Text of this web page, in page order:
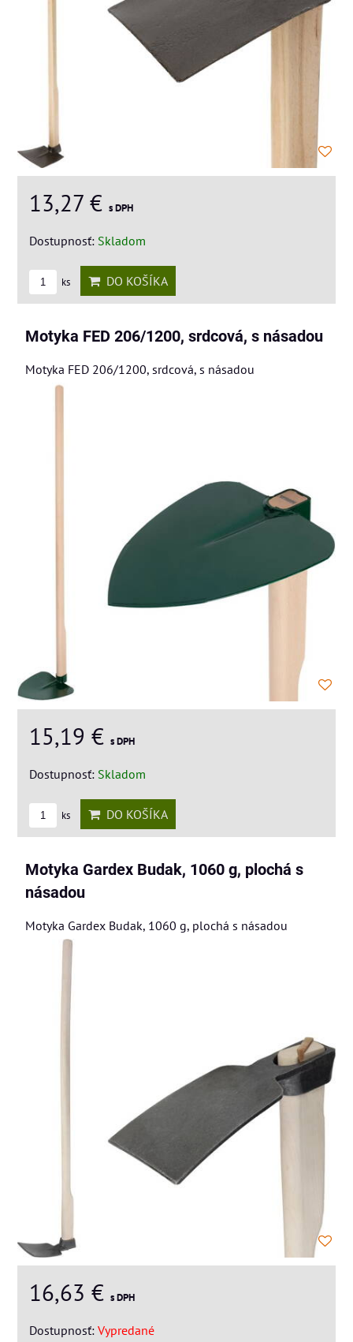
13,27 € s DPH
Dostupnosť: Skladom
ks DO KOŠÍKA
Motyka FED 206/1200, srdcová, s násadou
Motyka FED 206/1200, srdcová, s násadou
15,19 € s DPH
Dostupnosť: Skladom
ks DO KOŠÍKA
Motyka Gardex Budak, 1060 g, plochá s
násadou
Motyka Gardex Budak, 1060 g, plochá s násadou
16,63 € s DPH
Dostupnosť: Vypredané